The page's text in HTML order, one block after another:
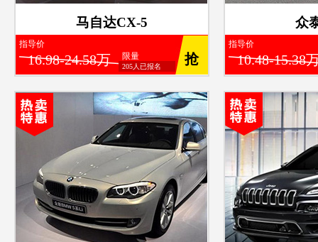
马自达CX-5
指导价
16.98-24.58万 限量
205人已报名 抢
众
指导价
10.48-15.38